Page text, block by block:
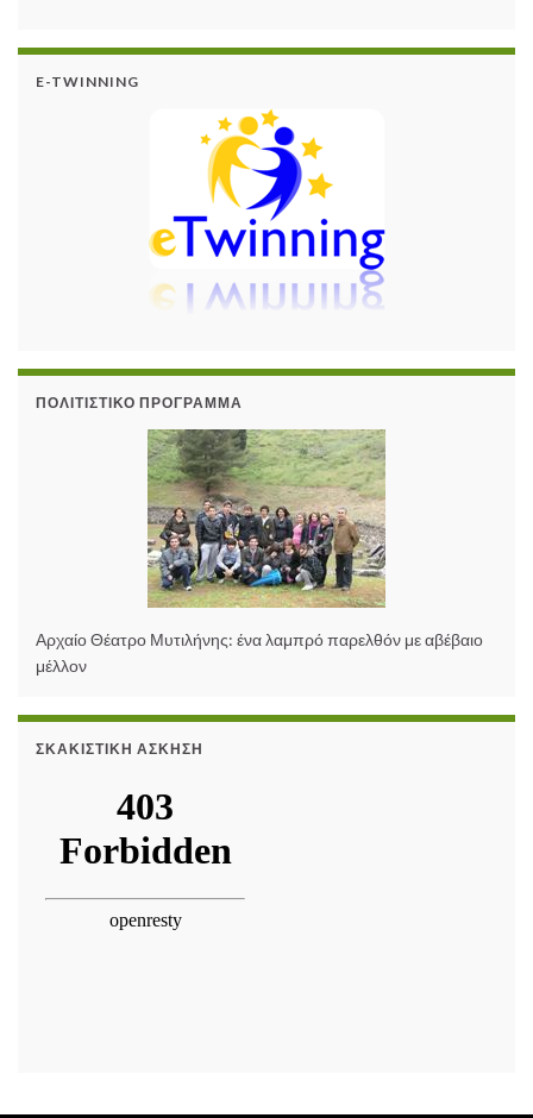
E-TWINNING
ΠΟΛΙΤΙΣΤΙΚΌ ΠΡΌΓΡΑΜΜΑ
Αρχαίο Θέατρο Μυτιλήνης: ένα λαμπρό παρελθόν με αβέβαιο
μέλλον
ΣΚΑΚΙΣΤΙΚΉ ΆΣΚΗΣΗ